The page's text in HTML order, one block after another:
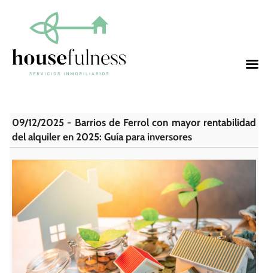
09/12/2025 - Barrios de Ferrol con mayor rentabilidad
del alquiler en 2025: Guía para inversores